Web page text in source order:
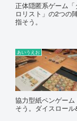
正体隠匿系ゲーム
ロリスト」の2つの
指そう。
あいうえお
協力型紙ペンゲー
そう。ダイスロール